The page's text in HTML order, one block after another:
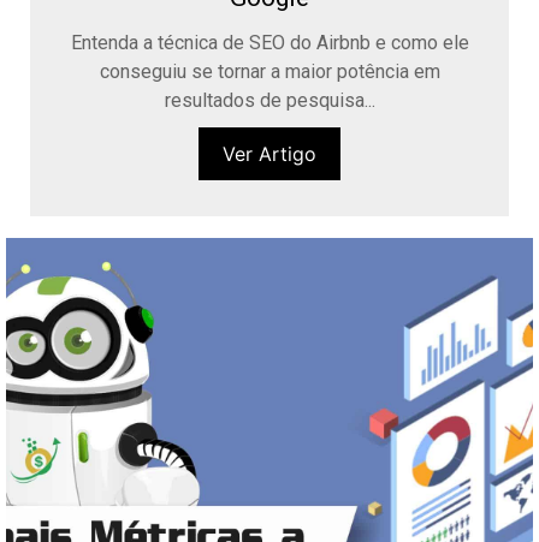
Entenda a técnica de SEO do Airbnb e como ele
conseguiu se tornar a maior potência em
resultados de pesquisa...
Ver Artigo